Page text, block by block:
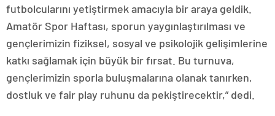
futbolcularını yetiştirmek amacıyla bir araya geldik.
Amatör Spor Haftası, sporun yaygınlaştırılması ve
gençlerimizin fiziksel, sosyal ve psikolojik gelişimlerine
katkı sağlamak için büyük bir fırsat. Bu turnuva,
gençlerimizin sporla buluşmalarına olanak tanırken,
dostluk ve fair play ruhunu da pekiştirecektir,” dedi.